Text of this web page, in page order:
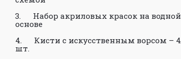
3. Набор акриловых красок на водной
основе
4. Кисти с искусственным ворсом – 4
шт.